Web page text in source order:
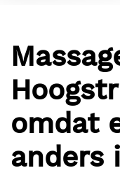
omdat
anders